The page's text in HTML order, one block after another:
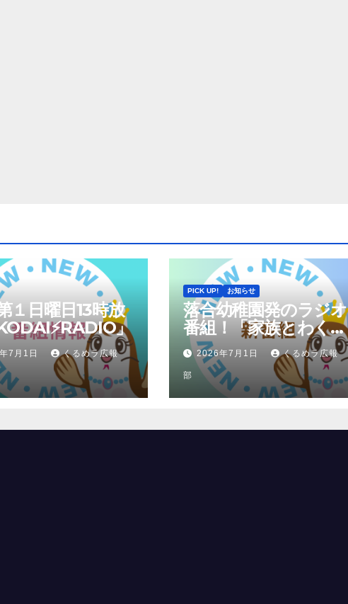
１日曜日13時放
」
7月1日 くるめラ広報
PICK UP! お知らせ
落合幼稚園発のラジオ
番組！「家族とわくわ
くトークTIME」
2026年7月1日 くるめラ広報
部